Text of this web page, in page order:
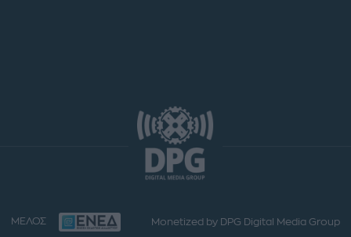
ΜΕΛΟΣ Monetized by DPG Digital Media Group